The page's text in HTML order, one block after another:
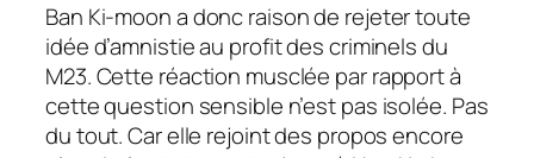
Ban Ki-moon a donc raison de rejeter toute
idée d’amnistie au profit des criminels du
M23. Cette réaction musclée par rapport à
cette question sensible n’est pas isolée. Pas
du tout. Car elle rejoint des propos encore